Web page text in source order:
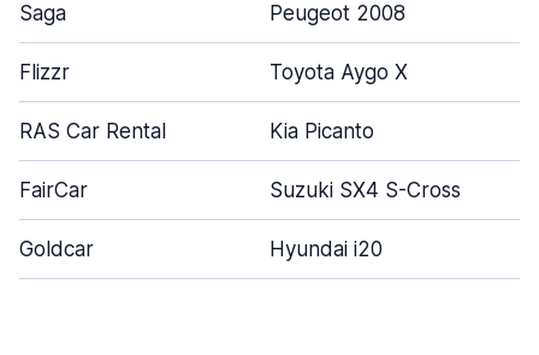
Saga Peugeot 2008
Flizzr Toyota Aygo X
RAS Car Rental Kia Picanto
FairCar Suzuki SX4 S-Cross
Goldcar Hyundai i20